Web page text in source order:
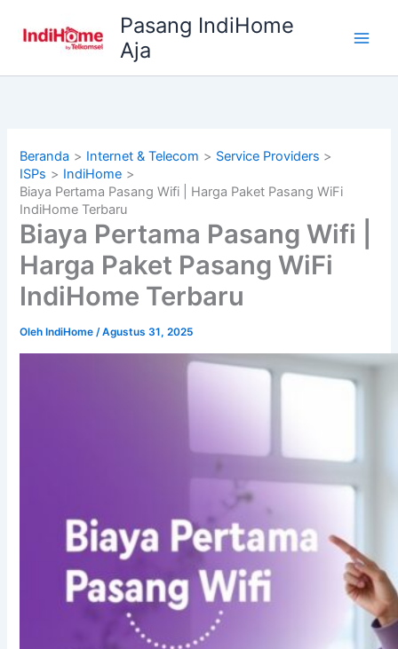
Pasang IndiHome
Aja
Beranda Internet & Telecom
Service Providers
ISPs
IndiHome
Biaya Pertama Pasang Wifi | Harga Paket Pasang WiFi
IndiHome Terbaru
Biaya Pertama Pasang Wifi |
Harga Paket Pasang WiFi
IndiHome Terbaru
Oleh IndiHome/Agustus 31, 2025